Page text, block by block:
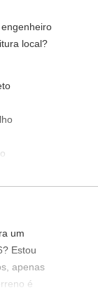
local?
um
Estou
apenas
é